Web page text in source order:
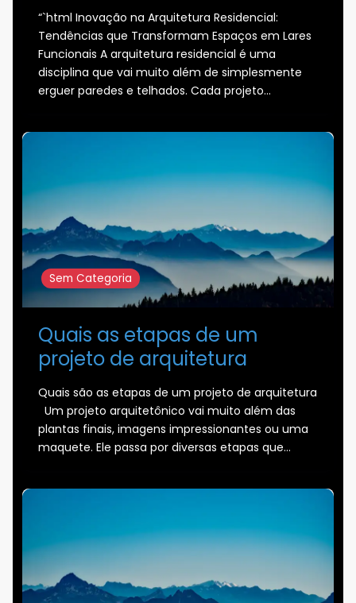
“`html Inovação na Arquitetura Residencial:
Tendências que Transformam Espaços em Lares
Funcionais A arquitetura residencial é uma
disciplina que vai muito além de simplesmente
erguer paredes e telhados. Cada projeto…
Sem Categoria
Quais as etapas de um
projeto de arquitetura
Quais são as etapas de um projeto de arquitetura
Um projeto arquitetônico vai muito além das
plantas finais, imagens impressionantes ou uma
maquete. Ele passa por diversas etapas que…